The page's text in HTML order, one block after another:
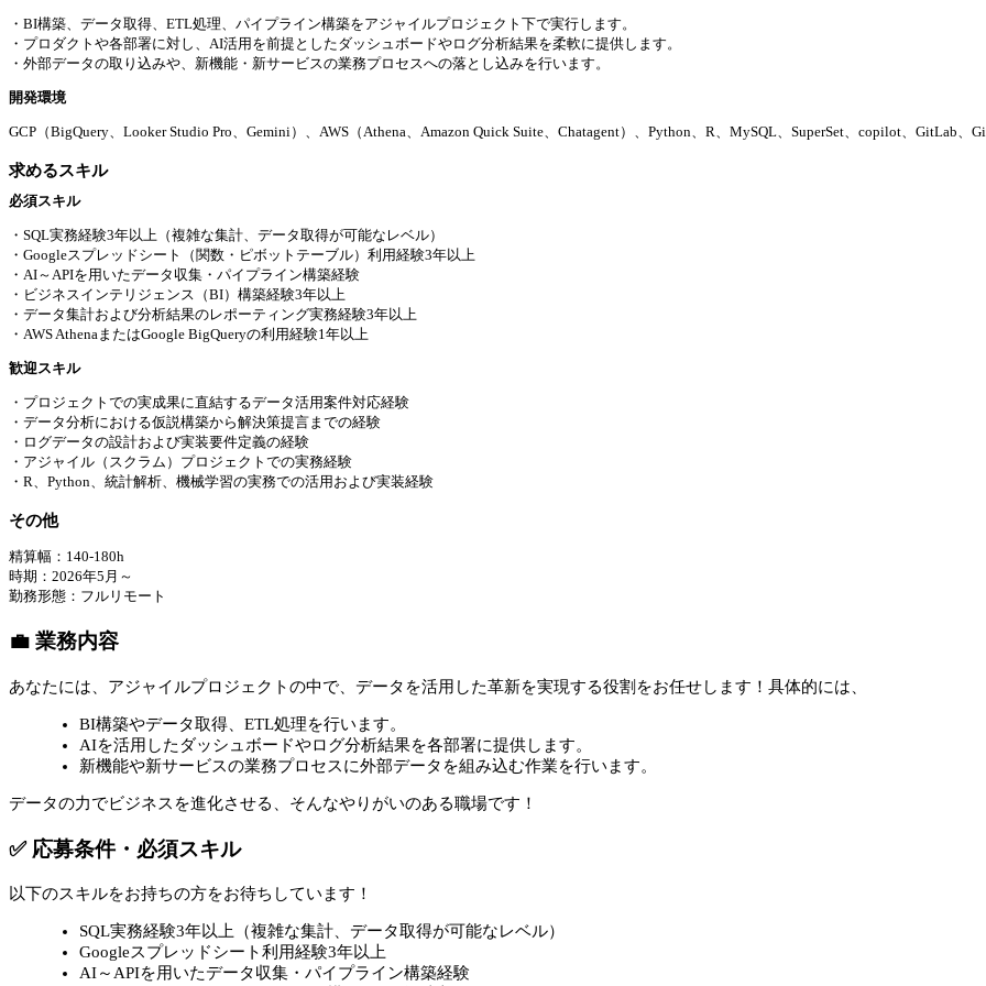
・BI構築、データ取得、ETL処理、パイプライン構築をアジャイルプロジェクト下で実行します。
・プロダクトや各部署に対し、AI活用を前提としたダッシュボードやログ分析結果を柔軟に提供します。
・外部データの取り込みや、新機能・新サービスの業務プロセスへの落とし込みを行います。
開発環境
GCP（BigQuery、Looker Studio Pro、Gemini）、AWS（Athena、Amazon Quick Suite、Chatagent）、Python、R、MySQL、SuperSet、copilot、GitLab、
求めるスキル
必須スキル
・SQL実務経験3年以上（複雑な集計、データ取得が可能なレベル）
・Googleスプレッドシート（関数・ピボットテーブル）利用経験3年以上
・AI～APIを用いたデータ収集・パイプライン構築経験
・ビジネスインテリジェンス（BI）構築経験3年以上
・データ集計および分析結果のレポーティング実務経験3年以上
・AWS AthenaまたはGoogle BigQueryの利用経験1年以上
歓迎スキル
・プロジェクトでの実成果に直結するデータ活用案件対応経験
・データ分析における仮説構築から解決策提言までの経験
・ログデータの設計および実装要件定義の経験
・アジャイル（スクラム）プロジェクトでの実務経験
・R、Python、統計解析、機械学習の実務での活用および実装経験
その他
精算幅：140-180h
時期：2026年5月～
勤務形態：フルリモート
💼 業務内容
あなたには、アジャイルプロジェクトの中で、データを活用した革新を実現する役割をお任せします！具体的には、
BI構築やデータ取得、ETL処理を行います。
AIを活用したダッシュボードやログ分析結果を各部署に提供します。
新機能や新サービスの業務プロセスに外部データを組み込む作業を行います。
データの力でビジネスを進化させる、そんなやりがいのある職場です！
✅ 応募条件・必須スキル
以下のスキルをお持ちの方をお待ちしています！
SQL実務経験3年以上（複雑な集計、データ取得が可能なレベル）
Googleスプレッドシート利用経験3年以上
AI～APIを用いたデータ収集・パイプライン構築経験